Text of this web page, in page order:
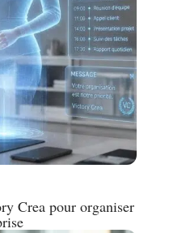
Crea pour organiser